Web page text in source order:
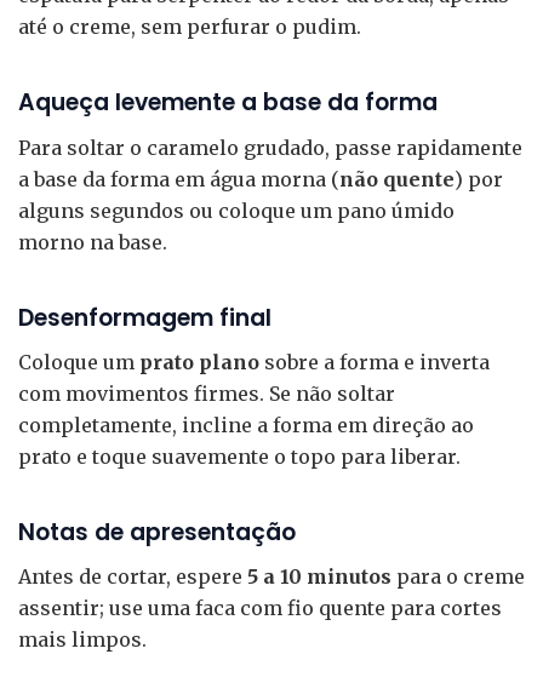
até o creme, sem perfurar o pudim.
Aqueça levemente a base da forma
Para soltar o caramelo grudado, passe rapidamente
a base da forma em água morna (não quente) por
alguns segundos ou coloque um pano úmido
morno na base.
Desenformagem final
Coloque um prato plano sobre a forma e inverta
com movimentos firmes. Se não soltar
completamente, incline a forma em direção ao
prato e toque suavemente o topo para liberar.
Notas de apresentação
Antes de cortar, espere 5 a 10 minutos para o creme
assentir; use uma faca com fio quente para cortes
mais limpos.